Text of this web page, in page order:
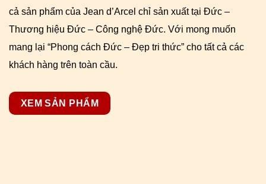
cả sản phẩm của Jean d’Arcel chỉ sản xuất tại Đức –
Thương hiệu Đức – Công nghệ Đức. Với mong muốn
mang lại “Phong cách Đức – Đẹp tri thức” cho tất cả các
khách hàng trên toàn cầu.
XEM SẢN PHẨM